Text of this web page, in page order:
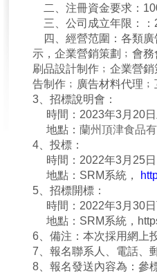
二、注冊資金要求
三、公司成立年限：：
四、經營范圍：各類廣
示，企業營銷策劃﹔會
刷品設計制作﹔企業營
告制作﹔廣告材料代理
3 、招標說明會：
時間： 2023年3月20
地點： 蘭州頂津食品
4 、投標：
時間：2022年3月25日
地點： SRM系統，
5 、招標開標：
時間： 2022年3月30
地點： SRM系統，
6 、備注：本次採用網上
7、報名聯系人、電話、
8 、報名發送內容為：